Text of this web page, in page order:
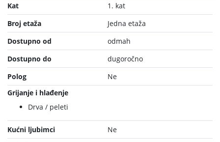
Kat
1. kat
Broj etaža
Jedna etaža
Dostupno od
odmah
Dostupno do
dugoročno
Polog
Ne
Grijanje i hlađenje
Drva / peleti
Kućni ljubimci
Ne